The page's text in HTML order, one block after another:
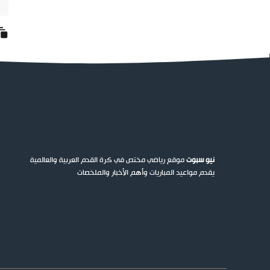
نيو سبوتموقع رياضي مختص في كرة القدم العربية والعالمية
يقدم مواعيد المباريات وأهم الأخبار والملخصات